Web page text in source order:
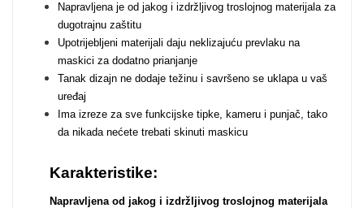
Napravljena je od jakog i izdržljivog troslojnog materijala za
dugotrajnu zaštitu
Upotrijebljeni materijali daju neklizajuću prevlaku na
maskici za dodatno prianjanje
Tanak dizajn ne dodaje težinu i savršeno se uklapa u vaš
uređaj
Ima izreze za sve funkcijske tipke, kameru i punjač, tako
da nikada nećete trebati skinuti maskicu
Karakteristike:
Napravljena od jakog i izdržljivog troslojnog materijala
Doodles